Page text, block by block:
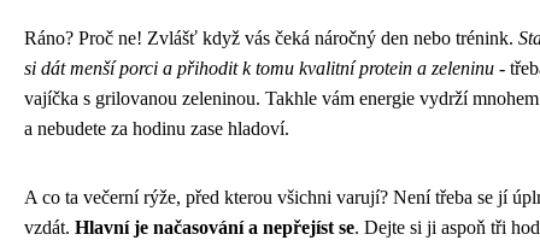
Ráno? Proč ne! Zvlášť když vás čeká náročný den nebo trénink.
si dát menší porci a přihodit k tomu kvalitní protein a zeleninu -
vajíčka s grilovanou zeleninou. Takhle vám energie vydrží
a nebudete za hodinu zase hladoví.
A co ta večerní rýže, před kterou všichni varují? Není třeba se jí
vzdát. Hlavní je načasování a nepřejíst se. Dejte si ji aspoň tři